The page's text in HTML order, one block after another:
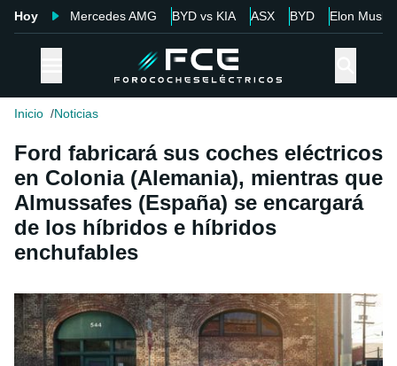
Hoy Mercedes AMG BYD vs KIA ASX BYD Elon Musk
Inicio Noticias
Ford fabricará sus coches eléctricos
en Colonia (Alemania), mientras que
Almussafes (España) se encargará
de los híbridos e híbridos
enchufables